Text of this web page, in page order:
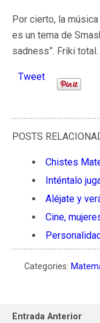
Por cierto, la
es un tema de
sadness”. Friki total.
Tweet
POSTS
Chistes
Inténtalo
Aléjate y
Cine,
Categories:
Entrada Anterior